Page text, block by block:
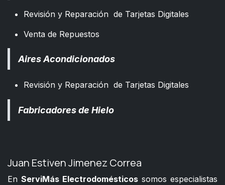
Revisión y Reparación de Tarjetas Digitales
Venta de Repuestos
Aires Acondicionados
Revisión y Reparación de Tarjetas Digitales
Fabricadores de Hielo
Juan Estiven Jimenez Correa
En ServiMás Electrodomésticos somos especialistas